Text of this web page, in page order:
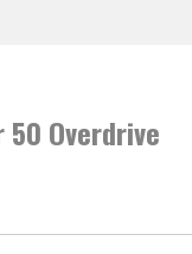
50 Overdrive